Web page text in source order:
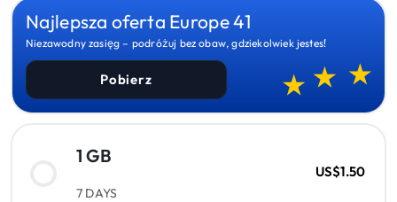
Najlepsza oferta Europe 41
Niezawodny zasięg – podróżuj bez obaw, gdziekolwiek jesteś!
Pobierz
1 GB
7 DAYS
US$1.50